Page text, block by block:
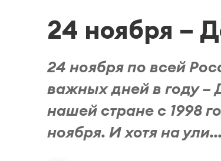
24 ноября –
24 ноября по всей
важных дней в году –
нашей стране с 1998
ноября. И хотя на ули...